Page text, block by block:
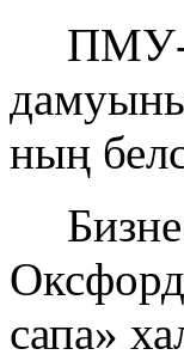
ПМУ-
ның
сапа»